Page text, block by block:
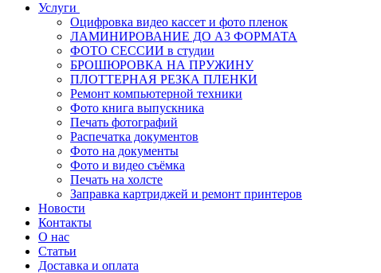
Услуги
Оцифровка видео кассет и фото пленок
ЛАМИНИРОВАНИЕ ДО А3 ФОРМАТА
ФОТО СЕССИИ в студии
БРОШЮРОВКА НА ПРУЖИНУ
ПЛОТТЕРНАЯ РЕЗКА ПЛЕНКИ
Ремонт компьютерной техники
Фото книга выпускника
Печать фотографий
Распечатка документов
Фото на документы
Фото и видео съёмка
Печать на холсте
Заправка картриджей и ремонт принтеров
Новости
Контакты
О нас
Статьи
Доставка и оплата